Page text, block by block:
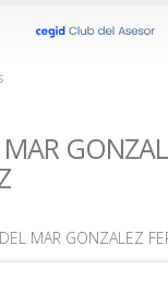
MAR GONZALEZ